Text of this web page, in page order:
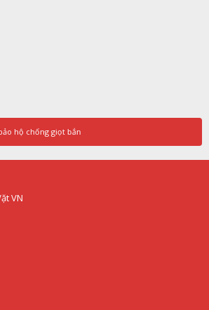
hộ chống giọt bắn
VN